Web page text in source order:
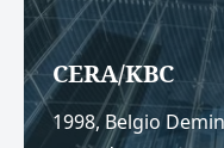
CERA/KBC
1998, Belgio